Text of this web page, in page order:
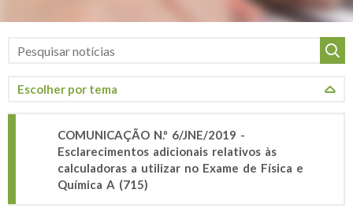
COMUNICAÇÃO N.º 6/JNE/2019 -
Esclarecimentos adicionais relativos às
calculadoras a utilizar no Exame de Física e
Química A (715)